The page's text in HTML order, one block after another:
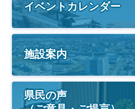
イベントカレンダー
施設案内
県民の声